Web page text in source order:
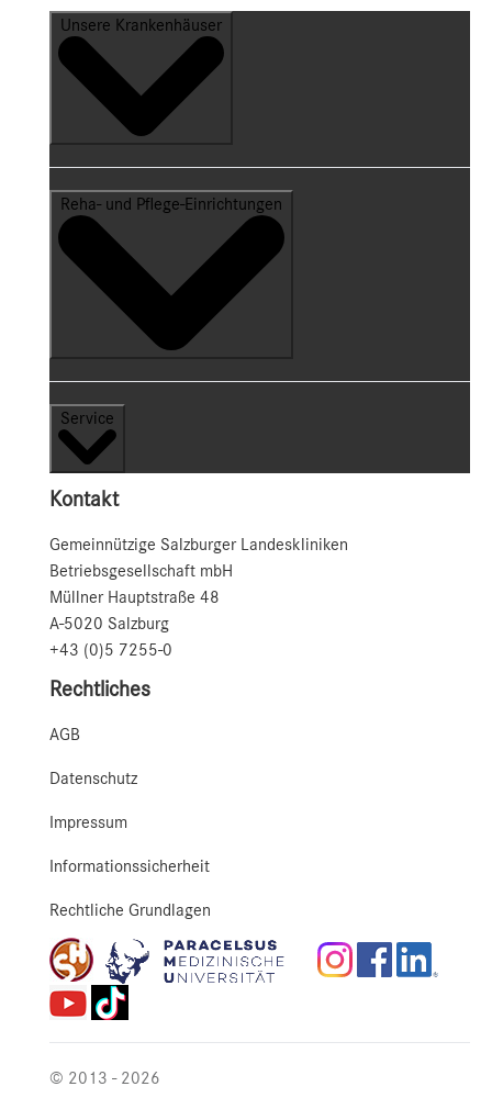
Unsere Krankenhäuser
Reha- und Pflege-Einrichtungen
Service
Kontakt
Gemeinnützige Salzburger Landeskliniken
Betriebsgesellschaft mbH
Müllner Hauptstraße 48
A-5020 Salzburg
+43 (0)5 7255-0
Rechtliches
AGB
Datenschutz
Impressum
Informationssicherheit
Rechtliche Grundlagen
© 2013 - 2026